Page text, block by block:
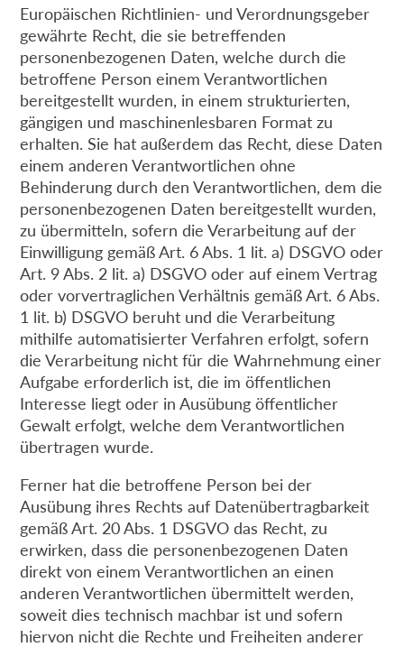
Europäischen Richtlinien- und Verordnungsgeber
gewährte Recht, die sie betreffenden
personenbezogenen Daten, welche durch die
betroffene Person einem Verantwortlichen
bereitgestellt wurden, in einem strukturierten,
gängigen und maschinenlesbaren Format zu
erhalten. Sie hat außerdem das Recht, diese Daten
einem anderen Verantwortlichen ohne
Behinderung durch den Verantwortlichen, dem die
personenbezogenen Daten bereitgestellt wurden,
zu übermitteln, sofern die Verarbeitung auf der
Einwilligung gemäß Art. 6 Abs. 1 lit. a) DSGVO oder
Art. 9 Abs. 2 lit. a) DSGVO oder auf einem Vertrag
oder vorvertraglichen Verhältnis gemäß Art. 6 Abs.
1 lit. b) DSGVO beruht und die Verarbeitung
mithilfe automatisierter Verfahren erfolgt, sofern
die Verarbeitung nicht für die Wahrnehmung einer
Aufgabe erforderlich ist, die im öffentlichen
Interesse liegt oder in Ausübung öffentlicher
Gewalt erfolgt, welche dem Verantwortlichen
übertragen wurde.
Ferner hat die betroffene Person bei der
Ausübung ihres Rechts auf Datenübertragbarkeit
gemäß Art. 20 Abs. 1 DSGVO das Recht, zu
erwirken, dass die personenbezogenen Daten
direkt von einem Verantwortlichen an einen
anderen Verantwortlichen übermittelt werden,
soweit dies technisch machbar ist und sofern
hiervon nicht die Rechte und Freiheiten anderer